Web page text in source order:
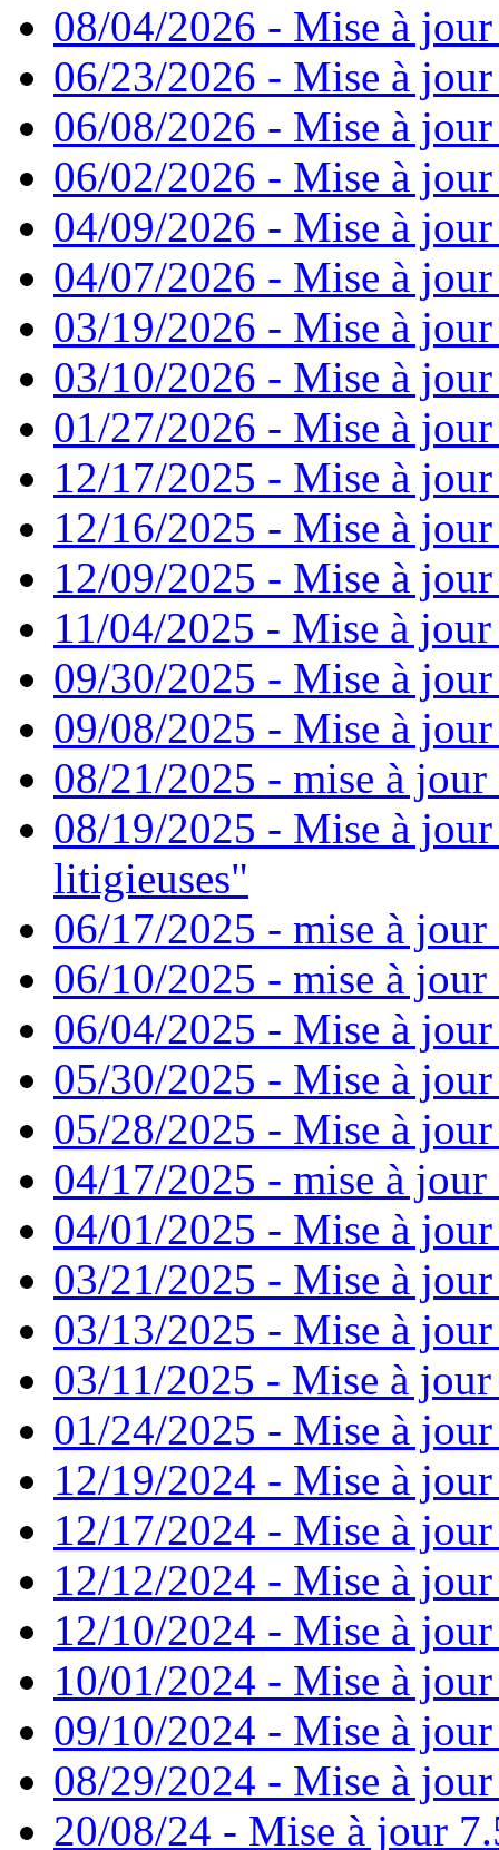
08/04/2026 - Mise à
06/23/2026 - Mise à
06/08/2026 - Mise à
06/02/2026 - Mise à
04/09/2026 - Mise à
04/07/2026 - Mise à
03/19/2026 - Mise à
03/10/2026 - Mise à
01/27/2026 - Mise à
12/17/2025 - Mise à
12/16/2025 - Mise à
12/09/2025 - Mise à
11/04/2025 - Mise à
09/30/2025 - Mise à
09/08/2025 - Mise à
08/21/2025 - mise à jour
08/19/2025 - Mise à jour
litigieuses"
06/17/2025 - mise à jour
06/10/2025 - mise à jour
06/04/2025 - Mise à
05/30/2025 - Mise à
05/28/2025 - Mise à
04/17/2025 - mise à jour
04/01/2025 - Mise à
03/21/2025 - Mise à
03/13/2025 - Mise à
03/11/2025 - Mise à jour
01/24/2025 - Mise à
12/19/2024 - Mise à
12/17/2024 - Mise à
12/12/2024 - Mise à
12/10/2024 - Mise à
10/01/2024 - Mise à
09/10/2024 - Mise à
08/29/2024 - Mise à
20/08/24 - Mise à jour